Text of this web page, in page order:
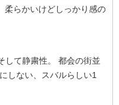
柔らかいけどしっかり感の
して静粛性。 都会の街並
しない、スバルらしい1